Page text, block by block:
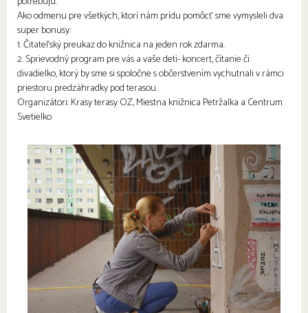
Ako odmenu pre všetkých, ktorí nám prídu pomôcť sme vymysleli dva
super bonusy:
1. Čitateľský preukaz do knižnica na jeden rok zdarma.
2. Sprievodný program pre vás a vaše deti- koncert, čítanie či
divadielko, ktorý by sme si spoločne s občerstvením vychutnali v rámci
priestoru predzáhradky pod terasou.
Organizátori: Krasy terasy OZ, Miestna knižnica Petržalka a Centrum
Svetielko